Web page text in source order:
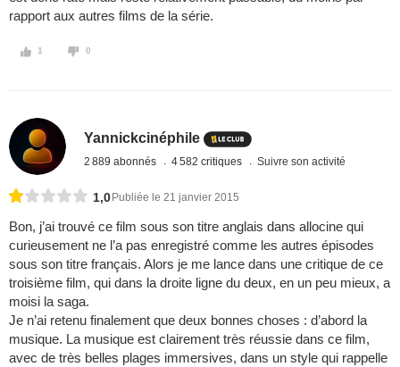
rapport aux autres films de la série.
1 0
Yannickcinéphile
2 889 abonnés 4 582 critiques Suivre son activité
1,0 Publiée le 21 janvier 2015
Bon, j’ai trouvé ce film sous son titre anglais dans allocine qui
curieusement ne l’a pas enregistré comme les autres épisodes
sous son titre français. Alors je me lance dans une critique de ce
troisième film, qui dans la droite ligne du deux, en un peu mieux, a
moisi la saga.
Je n’ai retenu finalement que deux bonnes choses : d’abord la
musique. La musique est clairement très réussie dans ce film,
avec de très belles plages immersives, dans un style qui rappelle